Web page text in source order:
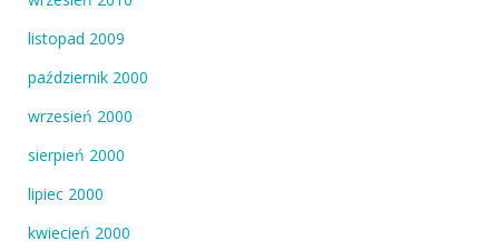
listopad 2009
październik 2000
wrzesień 2000
sierpień 2000
lipiec 2000
kwiecień 2000